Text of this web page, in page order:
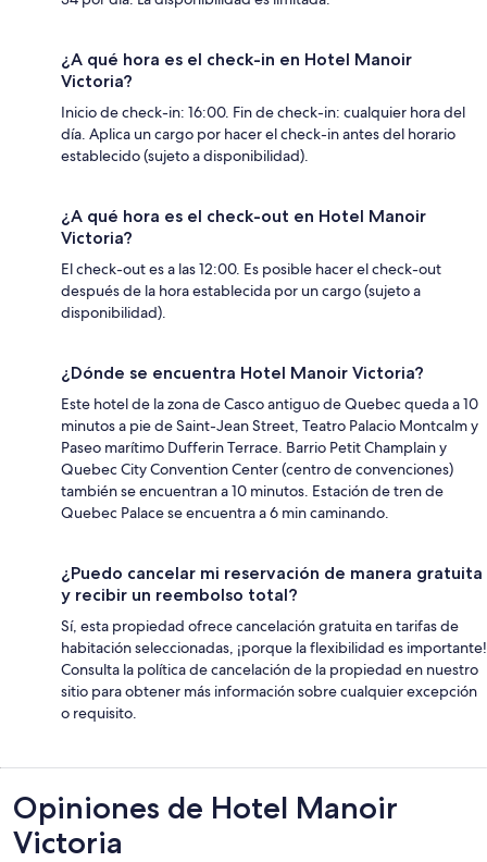
¿A qué hora es el check-in en Hotel Manoir
Victoria?
Inicio de check-in: 16:00. Fin de check-in: cualquier hora del
día. Aplica un cargo por hacer el check-in antes del horario
establecido (sujeto a disponibilidad).
¿A qué hora es el check-out en Hotel Manoir
Victoria?
El check-out es a las 12:00. Es posible hacer el check-out
después de la hora establecida por un cargo (sujeto a
disponibilidad).
¿Dónde se encuentra Hotel Manoir Victoria?
Este hotel de la zona de Casco antiguo de Quebec queda a 10
minutos a pie de Saint-Jean Street, Teatro Palacio Montcalm y
Paseo marítimo Dufferin Terrace. Barrio Petit Champlain y
Quebec City Convention Center (centro de convenciones)
también se encuentran a 10 minutos. Estación de tren de
Quebec Palace se encuentra a 6 min caminando.
¿Puedo cancelar mi reservación de manera gratuita
y recibir un reembolso total?
Sí, esta propiedad ofrece cancelación gratuita en tarifas de
habitación seleccionadas, ¡porque la flexibilidad es importante!
Consulta la política de cancelación de la propiedad en nuestro
sitio para obtener más información sobre cualquier excepción
o requisito.
Opiniones
Opiniones de Hotel Manoir
Victoria